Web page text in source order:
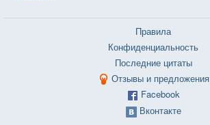
Правила
Конфиденциальность
Последние цитаты
Отзывы и предложения
Facebook
Вконтакте